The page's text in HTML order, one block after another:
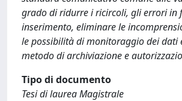
grado di ridurre i ricircoli, gli errori in
inserimento, eliminare le
le possibilità di monitoraggio dei dati
metodo di archiviazione e
Tipo di documento
Tesi di laurea Magistrale